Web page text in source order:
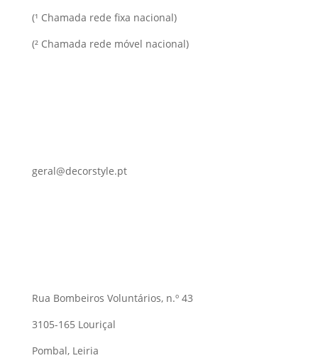
(¹ Chamada rede fixa nacional)
(² Chamada rede móvel nacional)
geral@decorstyle.pt
Rua Bombeiros Voluntários, n.º 43
3105-165 Louriçal
Pombal, Leiria